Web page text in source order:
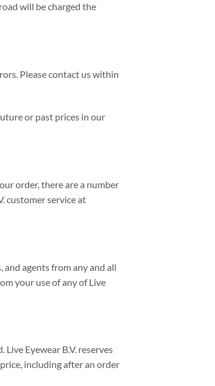
will be charged the
Please contact us within
or past prices in our
order, there are a number
customer service at
and agents from any and all
your use of any of Live
Eyewear B.V. reserves
including after an order